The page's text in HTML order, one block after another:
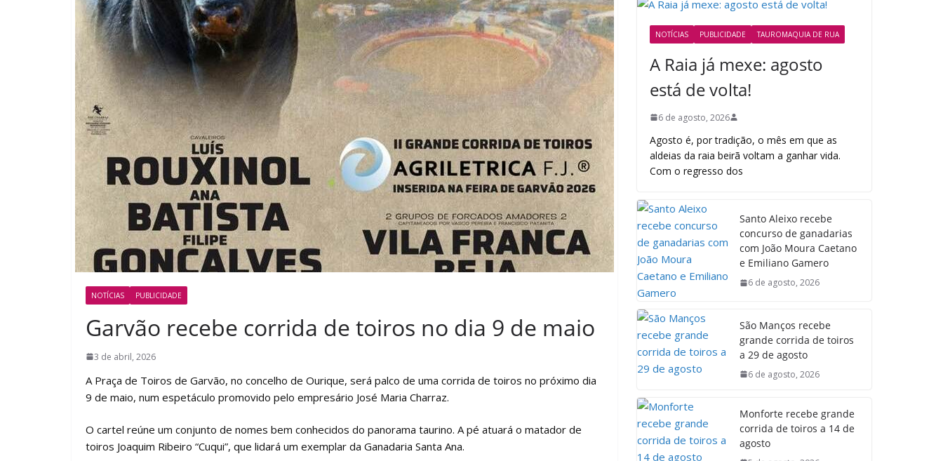
NOTÍCIAS PUBLICIDADE
Garvão recebe corrida de toiros no dia 9 de maio
3 de abril, 2026
A Praça de Toiros de Garvão, no concelho de Ourique, será palco de uma corrida de toiros no próximo dia
9 de maio, num espetáculo promovido pelo empresário José Maria Charraz.
O cartel reúne um conjunto de nomes bem conhecidos do panorama taurino. A pé atuará o matador de
toiros Joaquim Ribeiro “Cuqui”, que lidará um exemplar da Ganadaria Santa Ana.
NOTÍCIAS PUBLICIDADE TAUROMAQUIA DE RUA
A Raia já mexe: agosto
está de volta!
6 de agosto, 2026
Agosto é, por tradição, o mês em que as
aldeias da raia beirã voltam a ganhar vida.
Com o regresso dos
Santo Aleixo recebe
concurso de ganadarias
com João Moura Caetano
e Emiliano Gamero
6 de agosto, 2026
São Manços recebe
grande corrida de toiros
a 29 de agosto
6 de agosto, 2026
Monforte recebe grande
corrida de toiros a 14 de
agosto